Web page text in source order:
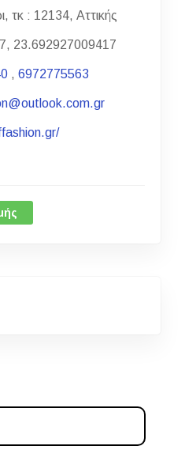
τκ : 12134, Αττικής
23.692927009417
,6972775563